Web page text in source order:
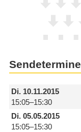
Sendetermine
Di.10.11.2015
15:05–15:30
Di.05.05.2015
15:05–15:30